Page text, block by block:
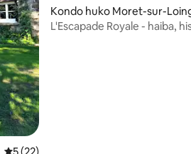
Kondo huko Moret-sur-
L'Escapade Royale - haiba,